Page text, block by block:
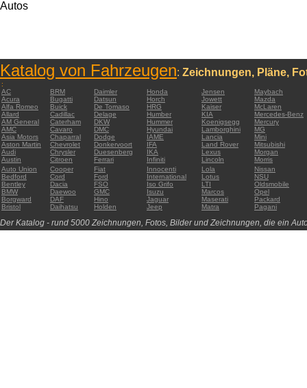
Autos
Katalog von Fahrzeugen: Zeichnungen, Pläne,
:
AC
BRM Daimler Honda Jensen
Maybach
Acura
Bugatti Datsun Horch Jowett
Mazda
Alfa Romeo
Buick De Tomaso HRG Kaiser
McLaren
Allard
Cadillac Delage Humber KIA
Mercedes-Benz
AM General
Caterham DKW Hummer Koenigsegg
Mercury
AMC
Cavaro DMC Hyundai Lamborghini
MG
Asia Motors
Chaparral Dodge IAME Lancia
Mini
Aston Martin
Chevrolet Donkervoort IFA Land Rover
Mitsubishi
Audi
Chrysler Duesenberg IKA Lexus
Morgan
Austin
Citroen Ferrari Infiniti Lincoln
Morris
Auto Union
Cooper Fiat Innocenti Lola
Nissan
Bedford
Cord Ford International Lotus
NSU
Bentley
Dacia FSO Iso Grifo LTI
Oldsmobile
BMW
Daewoo GMC Isuzu Marcos
Opel
Borgward
DAF Hino Jaguar Maserati
Packard
Bristol
Daihatsu Holden Jeep Matra Pagani
Der Katalog - rund 5000 Zeichnungen, Fotos, Bilder und Zeichnungen, die ein